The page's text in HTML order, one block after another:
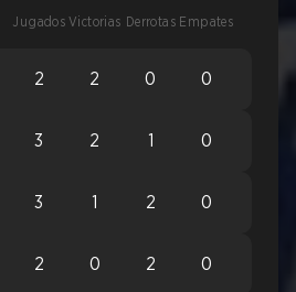
Jugados Victorias Derrotas Empates
2 2 0 0
3 2 1 0
3 1 2 0
2 0 2 0